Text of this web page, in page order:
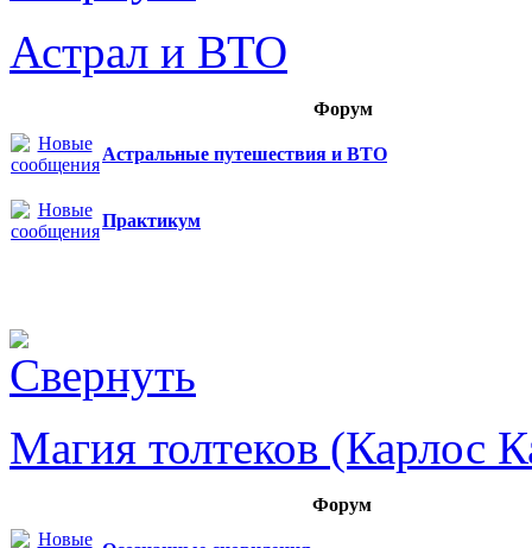
Астрал и ВТО
Форум
Астральные путешествия и ВТО
Практикум
Магия толтеков (Карлос
Форум